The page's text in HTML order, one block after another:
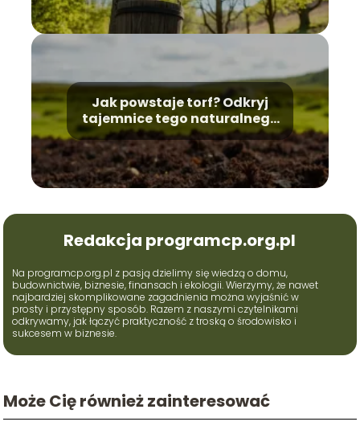
Jak powstaje torf? Odkryj
tajemnice tego naturalnego
surowca
Redakcja programcp.org.pl
Na programcp.org.pl z pasją dzielimy się wiedzą o domu,
budownictwie, biznesie, finansach i ekologii. Wierzymy, że nawet
najbardziej skomplikowane zagadnienia można wyjaśnić w
prosty i przystępny sposób. Razem z naszymi czytelnikami
odkrywamy, jak łączyć praktyczność z troską o środowisko i
sukcesem w biznesie.
Może Cię również zainteresować